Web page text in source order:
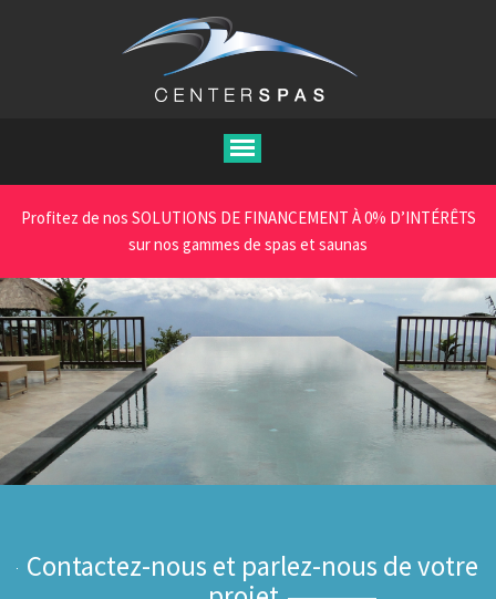
Profitez de nos SOLUTIONS DE FINANCEMENT À 0% D’INTÉRÊTS
sur nos gammes de spas et saunas
Contactez-nous et parlez-nous de votre